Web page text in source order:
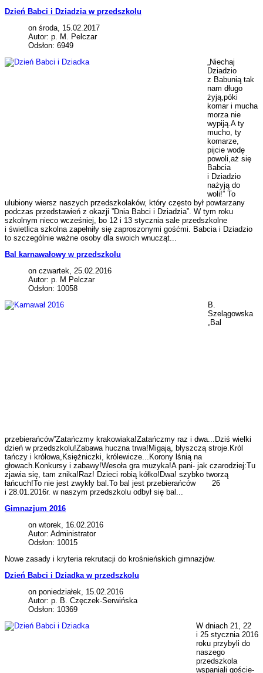
Dzień Babci i Dziadzia w przedszkolu
on środa, 15.02.2017
Autor: p. M. Pelczar
Odsłon: 6949
„Niechaj
Dziadzio
z Babunią tak
nam długo
żyją,póki
komar i mucha
morza nie
wypiją.A ty
mucho, ty
komarze,
pijcie wodę
powoli,aż się
Babcia
i Dziadzio
nażyją do
woli!” To
ulubiony wiersz naszych przedszkolaków, który często był powtarzany
podczas przedstawień z okazji ”Dnia Babci i Dziadzia”. W tym roku
szkolnym nieco wcześniej, bo 12 i 13 stycznia sale przedszkolne
i świetlica szkolna zapełniły się zaproszonymi gośćmi. Babcia i Dziadzio
to szczególnie ważne osoby dla swoich wnucząt...
Bal karnawałowy w przedszkolu
on czwartek, 25.02.2016
Autor: p. M Pelczar
Odsłon: 10058
B.
Szelągowska
„Bal
przebierańców”Zatańczmy krakowiaka!Zatańczmy raz i dwa...Dziś wielki
dzień w przedszkolu!Zabawa huczna trwa!Migają, błyszczą stroje.Król
tańczy i królowa,Księżniczki, królewicze...Korony lśnią na
głowach.Konkursy i zabawy!Wesoła gra muzyka!A pani- jak czarodziej:Tu
zjawia się, tam znika!Raz! Dzieci robią kółko!Dwa! szybko tworzą
łańcuch!To nie jest zwykły bal.To bal jest przebierańców 26
i 28.01.2016r. w naszym przedszkolu odbył się bal...
Gimnazjum 2016
on wtorek, 16.02.2016
Autor: Administrator
Odsłon: 10015
Nowe zasady i kryteria rekrutacji do krośnieńskich gimnazjów.
Dzień Babci i Dziadka w przedszkolu
on poniedziałek, 15.02.2016
Autor: p. B. Częczek-Serwińska
Odsłon: 10369
W dniach 21, 22
i 25 stycznia 2016
roku przybyli do
naszego
przedszkola
wspaniali goście-